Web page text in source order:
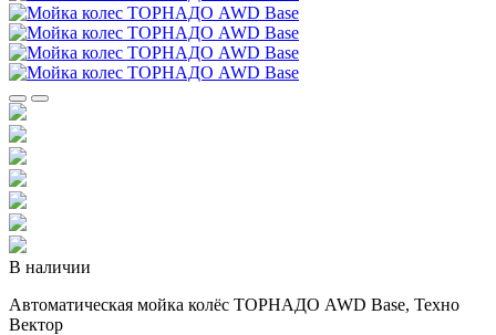
В наличии
Автоматическая мойка колёс ТОРНАДО AWD Base, Техно
Вектор